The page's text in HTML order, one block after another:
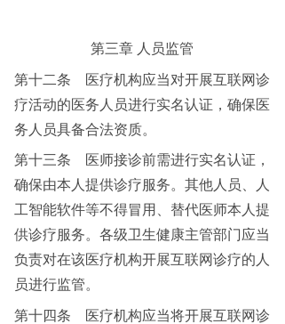
第三章 人员监管
第十二条 医疗机构应当对开展互联网诊
疗活动的医务人员进行实名认证，确保医
务人员具备合法资质。
第十三条 医师接诊前需进行实名认证，
确保由本人提供诊疗服务。其他人员、人
工智能软件等不得冒用、替代医师本人提
供诊疗服务。各级卫生健康主管部门应当
负责对在该医疗机构开展互联网诊疗的人
员进行监管。
第十四条 医疗机构应当将开展互联网诊